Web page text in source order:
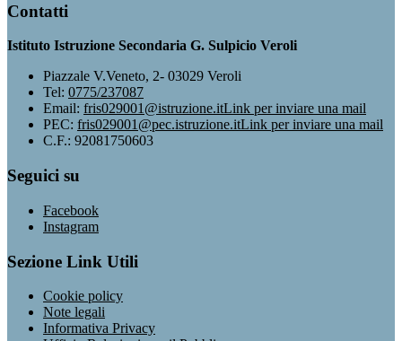
Contatti
Istituto Istruzione Secondaria G. Sulpicio Veroli
Piazzale V.Veneto, 2- 03029 Veroli
Tel: 0775/237087
Email: fris029001@istruzione.itLink per inviare una mail
PEC: fris029001@pec.istruzione.itLink per inviare una mail
C.F.: 92081750603
Seguici su
Facebook
Instagram
Sezione Link Utili
Cookie policy
Note legali
Informativa Privacy